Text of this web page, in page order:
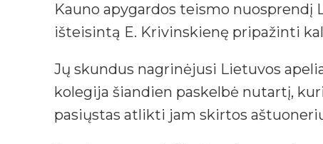
Kauno apygardos teismo nuosprendį
išteisintą E. Krivinskienę pripažinti
Jų skundus nagrinėjusi Lietuvos
kolegija šiandien paskelbė nutartį,
pasiųstas atlikti jam skirtos